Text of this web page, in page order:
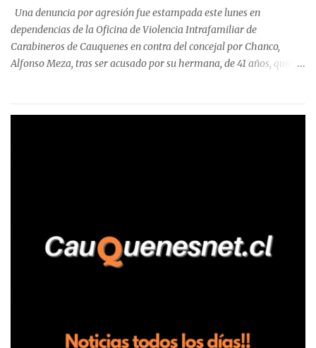
precisa que la mayor cantidad de dinero apostado se registró en
Talca, donde...
Una denuncia por agresión fue estampada este lunes en
dependencias de la Oficina de Violencia Intrafamiliar de
Carabineros de Cauquenes en contra del concejal por Chanco,
Alfonso Meza, tras ser acusado por su hermana, de 41 años, quien
relató que los hechos ocurrieron cerca de las 11:30 horas en el
trabajadores, el edil descendió del vehículo y, en medio de la
confrontación, la habría tomado de los hombros, empujado al
suelo y agredido con golpes de pies y manos, mientr...